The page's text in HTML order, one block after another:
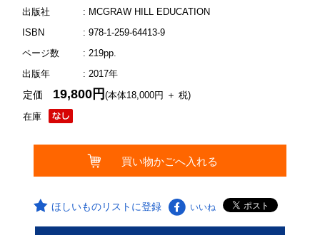
出版社
: MCGRAW HILL EDUCATION
ISBN
: 978-1-259-64413-9
ページ数
: 219pp.
出版年
: 2017年
在庫
定価 19,800円(本体18,000円 ＋ 税)
ほしいものリストに登録 いいね